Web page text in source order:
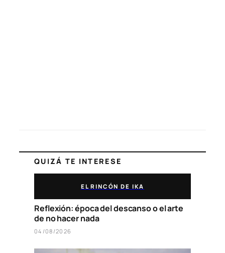
QUIZÁ TE INTERESE
EL RINCÓN DE IKA
Reflexión: época del descanso o el arte
de no hacer nada
04/08/2026